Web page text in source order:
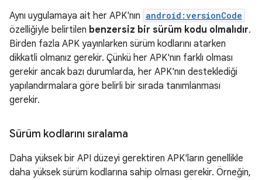
Aynı uygulamaya ait her APK'nın android:versionCode
özelliğiyle belirtilen benzersiz bir sürüm kodu olmalıdır.
Birden fazla APK yayınlarken sürüm kodlarını atarken
dikkatli olmanız gerekir. Çünkü her APK'nın farklı olması
gerekir ancak bazı durumlarda, her APK'nın desteklediği
yapılandırmalara göre belirli bir sırada tanımlanması
gerekir.
Sürüm kodlarını sıralama
Daha yüksek bir API düzeyi gerektiren APK'ların genellikle
daha yüksek sürüm kodlarına sahip olması gerekir. Örneğin,